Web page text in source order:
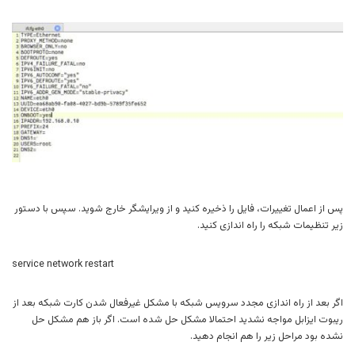
پس از اعمال تغییرات، فایل را ذخیره کنید و از ویرایشگر خارج شوید. سپس با دستور
زیر تنظیمات شبکه را راه اندازی کنید.
service network restart
اگر بعد از راه اندازی مجدد سرویس شبکه با مشکل غیرفعال شدن کارت شبکه بعد از
ریبوت ایزابل مواجه نشدید احتمالا مشکل حل شده است. اگر باز هم مشکل حل
نشده بود مراحل زیر را هم انجام دهید.